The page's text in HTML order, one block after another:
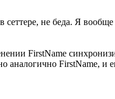
не беда. Я
FirstName
FirstName, и